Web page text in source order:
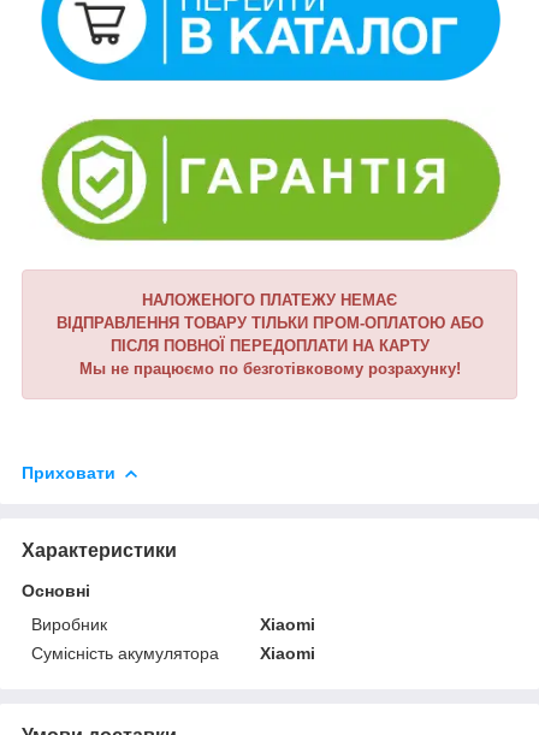
НАЛОЖЕНОГО ПЛАТЕЖУ НЕМАЄ
ВІДПРАВЛЕННЯ ТОВАРУ ТІЛЬКИ ПРОМ-ОПЛАТОЮ АБО
ПІСЛЯ ПОВНОЇ ПЕРЕДОПЛАТИ НА КАРТУ
Мы не працюємо по безготівковому розрахунку!
Приховати
Характеристики
Основні
Виробник
Xiaomi
Сумісність акумулятора
Xiaomi